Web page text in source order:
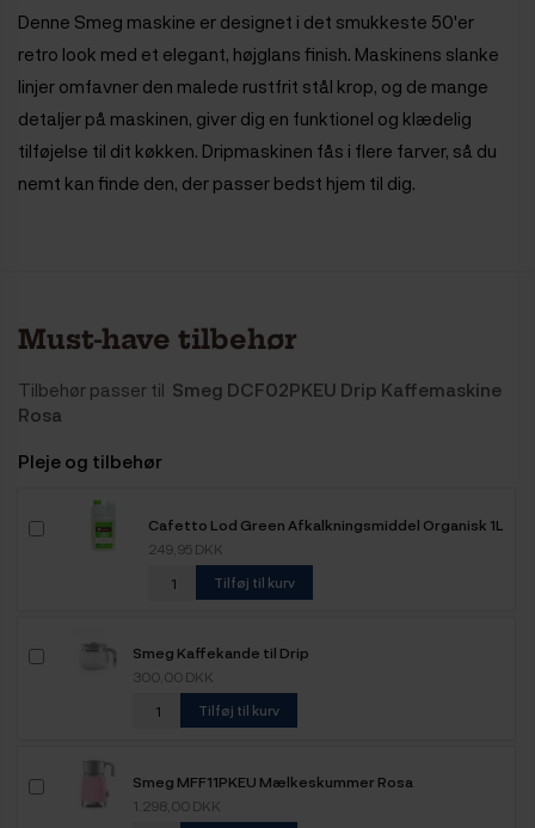
Denne Smeg maskine er designet i det smukkeste 50'er
retro look med et elegant, højglans finish. Maskinens slanke
linjer omfavner den malede rustfrit stål krop, og de mange
detaljer på maskinen, giver dig en funktionel og klædelig
tilføjelse til dit køkken. Dripmaskinen fås i flere farver, så du
nemt kan finde den, der passer bedst hjem til dig.
Must-have tilbehør
Tilbehør passer til Smeg DCF02PKEU Drip Kaffemaskine
Rosa
Pleje og tilbehør
Cafetto Lod Green Afkalkningsmiddel Organisk 1L
249,95 DKK
Tilføj til kurv
Smeg Kaffekande til Drip
300,00 DKK
Tilføj til kurv
Smeg MFF11PKEU Mælkeskummer Rosa
1.298,00 DKK